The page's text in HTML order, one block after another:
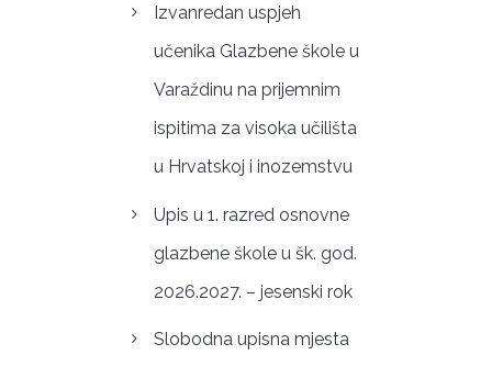
Izvanredan uspjeh
učenika Glazbene škole u
Varaždinu na prijemnim
ispitima za visoka učilišta
u Hrvatskoj i inozemstvu
Upis u 1. razred osnovne
glazbene škole u šk. god.
2026.2027. – jesenski rok
Slobodna upisna mjesta